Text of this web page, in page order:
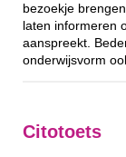
bezoekje
laten informeren
aanspreekt.
onderwijsvorm
Citotoets